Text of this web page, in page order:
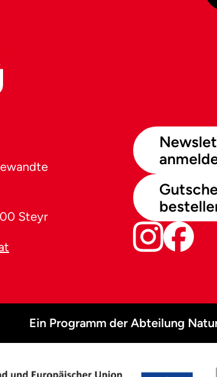
Steyr
Ein Programm der Abteilung